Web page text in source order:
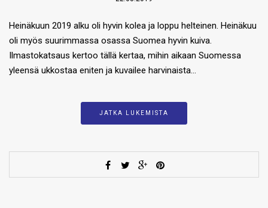
Heinäkuun 2019 alku oli hyvin kolea ja loppu helteinen. Heinäkuu
oli myös suurimmassa osassa Suomea hyvin kuiva.
Ilmastokatsaus kertoo tällä kertaa, mihin aikaan Suomessa
yleensä ukkostaa eniten ja kuvailee harvinaista…
JATKA LUKEMISTA